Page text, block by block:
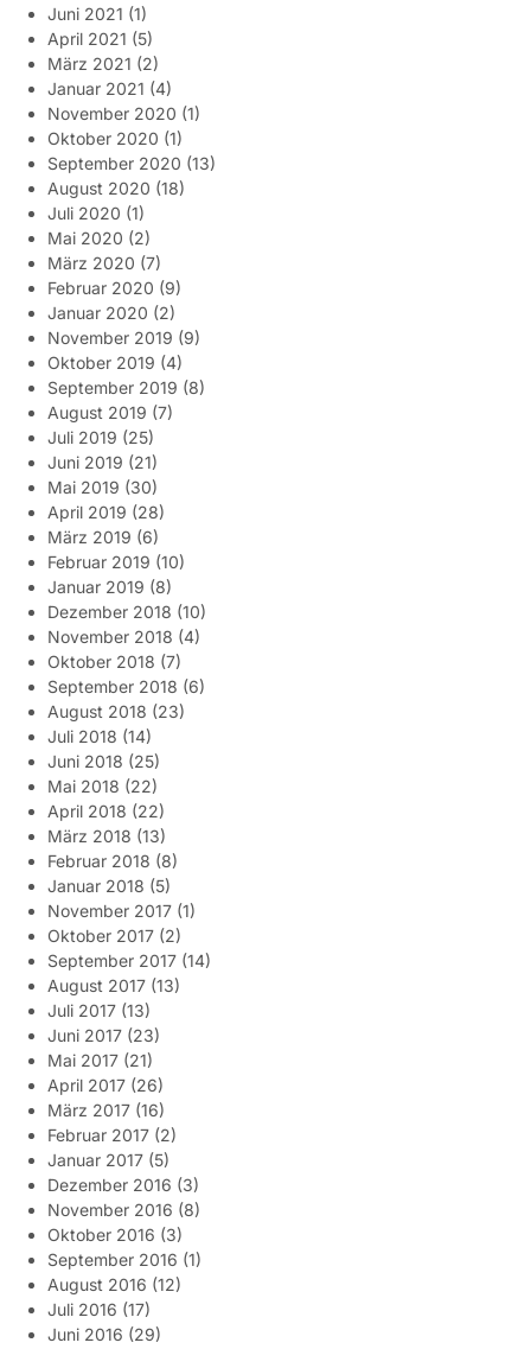
Juni 2021 (1)
April 2021 (5)
März 2021 (2)
Januar 2021 (4)
November 2020 (1)
Oktober 2020 (1)
September 2020 (13)
August 2020 (18)
Juli 2020 (1)
Mai 2020 (2)
März 2020 (7)
Februar 2020 (9)
Januar 2020 (2)
November 2019 (9)
Oktober 2019 (4)
September 2019 (8)
August 2019 (7)
Juli 2019 (25)
Juni 2019 (21)
Mai 2019 (30)
April 2019 (28)
März 2019 (6)
Februar 2019 (10)
Januar 2019 (8)
Dezember 2018 (10)
November 2018 (4)
Oktober 2018 (7)
September 2018 (6)
August 2018 (23)
Juli 2018 (14)
Juni 2018 (25)
Mai 2018 (22)
April 2018 (22)
März 2018 (13)
Februar 2018 (8)
Januar 2018 (5)
November 2017 (1)
Oktober 2017 (2)
September 2017 (14)
August 2017 (13)
Juli 2017 (13)
Juni 2017 (23)
Mai 2017 (21)
April 2017 (26)
März 2017 (16)
Februar 2017 (2)
Januar 2017 (5)
Dezember 2016 (3)
November 2016 (8)
Oktober 2016 (3)
September 2016 (1)
August 2016 (12)
Juli 2016 (17)
Juni 2016 (29)